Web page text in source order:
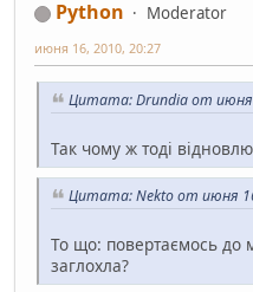
Python
Moderator
июня 16, 2010, 20:27
Цитата: Drundia от июня
Так чому ж тоді
Цитата: Nekto от июня
То що: повертаємось до
заглохла?